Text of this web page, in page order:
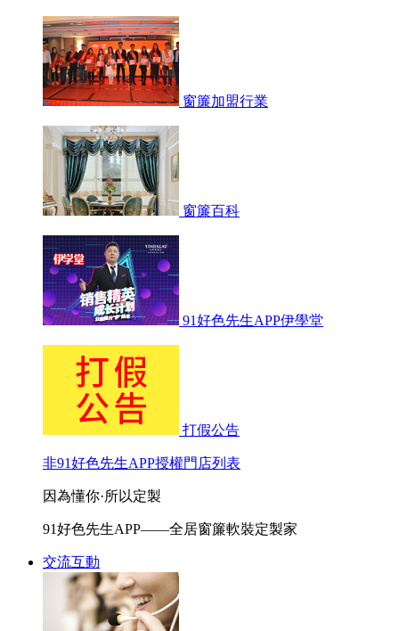
窗簾加盟行業
窗簾百科
91好色先生APP伊學堂
打假公告
非91好色先生APP授權門店列表
因為懂你·所以定製
91好色先生APP——全居窗簾軟裝定製家
交流互動